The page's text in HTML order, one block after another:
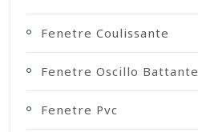
Fenetre Coulissante
Fenetre Oscillo Battante
Fenetre Pvc